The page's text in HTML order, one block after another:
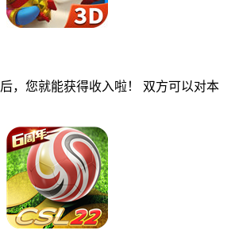
您就能获得收入啦！ 双方可以对本